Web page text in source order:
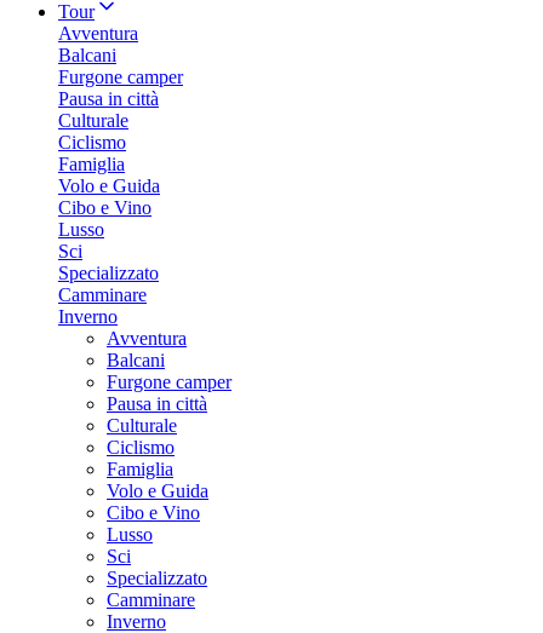
Tour
Avventura
Balcani
Furgone camper
Pausa in città
Culturale
Ciclismo
Famiglia
Volo e Guida
Cibo e Vino
Lusso
Sci
Specializzato
Camminare
Inverno
Avventura
Balcani
Furgone camper
Pausa in città
Culturale
Ciclismo
Famiglia
Volo e Guida
Cibo e Vino
Lusso
Sci
Specializzato
Camminare
Inverno